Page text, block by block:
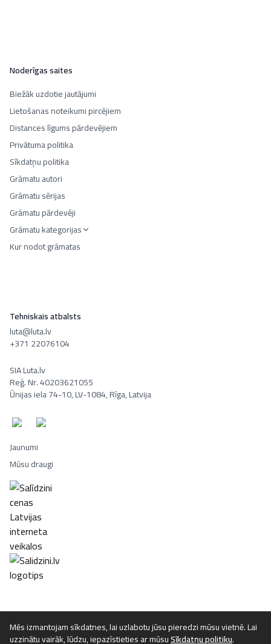
Mēs izmantojam sīkdatnes, lai uzlabotu jūsu pieredzi mūsu vietnē. Lai
uzzinātu vairāk, lūdzu, iepazīstieties ar mūsuSīkdatņu politiku.
Noderīgas saites
Biežāk uzdotie jautājumi
Lietošanas noteikumi pircējiem
Distances līgums pārdevējiem
Privātuma politika
Sīkdatņu politika
Grāmatu autori
Grāmatu sērijas
Grāmatu pārdevēji
Grāmatu kategorijas
Kur nodot grāmatas
Tehniskais atbalsts
luta@luta.lv
+371 22076104
SIA Luta.lv
Reģ. Nr. 40203621055
Ūnijas iela 74-10, LV-1084, Rīga, Latvija
Jaunumi
Mūsu draugi
©2026Luta.lv. Visas tiesības aizsargātas.